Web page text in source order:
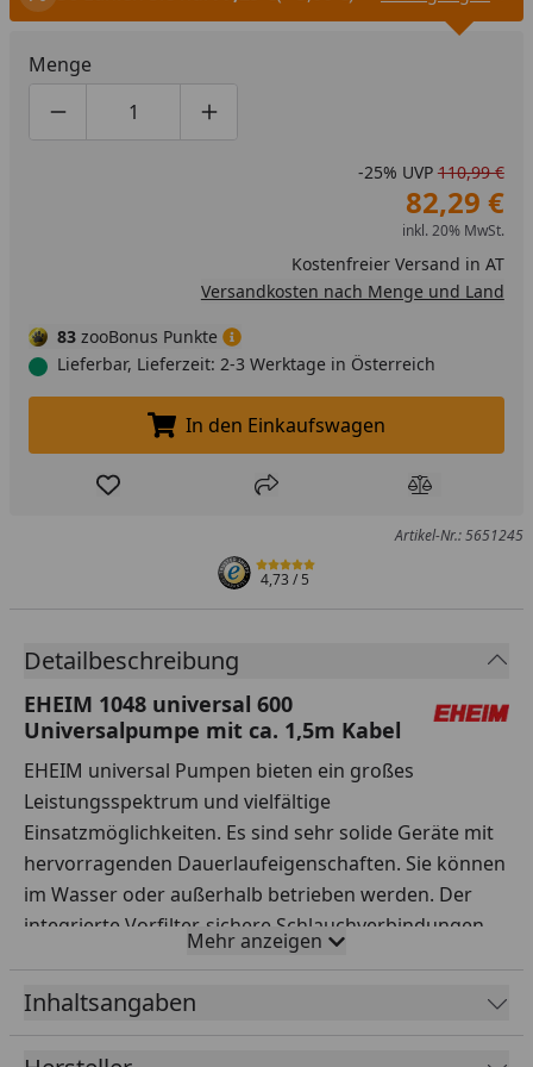
Menge
Produktmenge um eins verringern
Produktmenge manuell eingeben
Produktmenge um eins erhöhen
-25% UVP 110,99 €
82,29 €
inkl. 20% MwSt.
Kostenfreier Versand in AT
Versandkosten nach Menge und Land
83 zooBonus Punkte
Lieferbar, Lieferzeit: 2-3 Werktage in Österreich
In den Einkaufswagen legen
In den Einkaufswagen
Produkt zur Wunschliste hinzufügen
Teilen Produkt
Artikel-Nr.: 5651245
4,73/ 5
Detailbeschreibung
EHEIM 1048 universal 600
Universalpumpe mit ca. 1,5m Kabel
EHEIM universal Pumpen bieten ein großes
Leistungsspektrum und vielfältige
Einsatzmöglichkeiten. Es sind sehr solide Geräte mit
hervorragenden Dauerlaufeigenschaften. Sie können
im Wasser oder außerhalb betrieben werden. Der
integrierte Vorfilter, sichere Schlauchverbindungen,
variable Anschluss- und Befestigungsmöglichkeiten,
vor allem aber ihre absolute Zuverlässigkeit machen
die EHEIM universal Pumpen beliebt. Häufig werden
Mehr anzeigen
Inhaltsangaben